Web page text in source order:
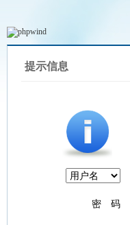
提示信息
密 码